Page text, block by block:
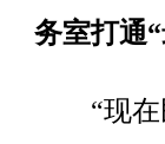
务室打通
“现在